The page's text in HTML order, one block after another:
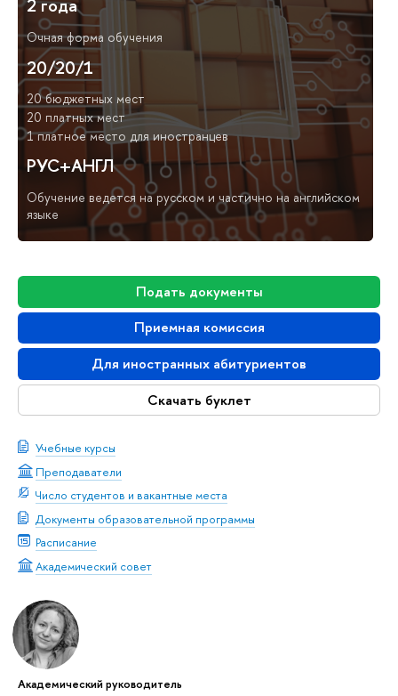
Подать документы
Приемная комиссия
Для иностранных абитуриентов
Скачать буклет
Учебные курсы
Преподаватели
Число студентов и вакантные места
Документы образовательной программы
Расписание
Академический совет
Академический руководитель
2 года
Очная форма обучения
20/20/1
20 бюджетных мест
20 платных мест
1 платное место для иностранцев
РУС+АНГЛ
Обучение ведется на русском и частично на английском
языке